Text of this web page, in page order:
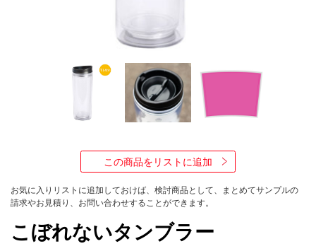
ッ
ク
ス
他
この商品をリストに追加
お気に入りリストに追加しておけば、検討商品として、まとめてサンプルの
請求やお見積り、お問い合わせすることができます。
こぼれないタンブラー